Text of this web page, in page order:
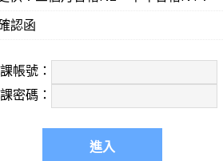
認函
帳號：
密碼：